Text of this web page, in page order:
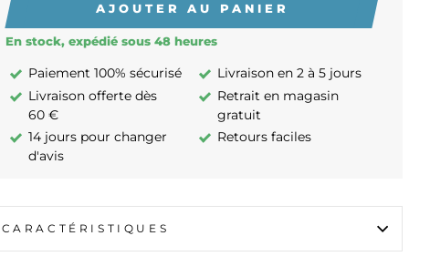
AJOUTER AU PANIER
En stock, expédié sous 48 heures
Paiement 100% sécurisé
Livraison en 2 à 5 jours
Livraison offerte dès
60 €
Retrait en magasin
gratuit
14 jours pour changer
d'avis
Retours faciles
CARACTÉRISTIQUES